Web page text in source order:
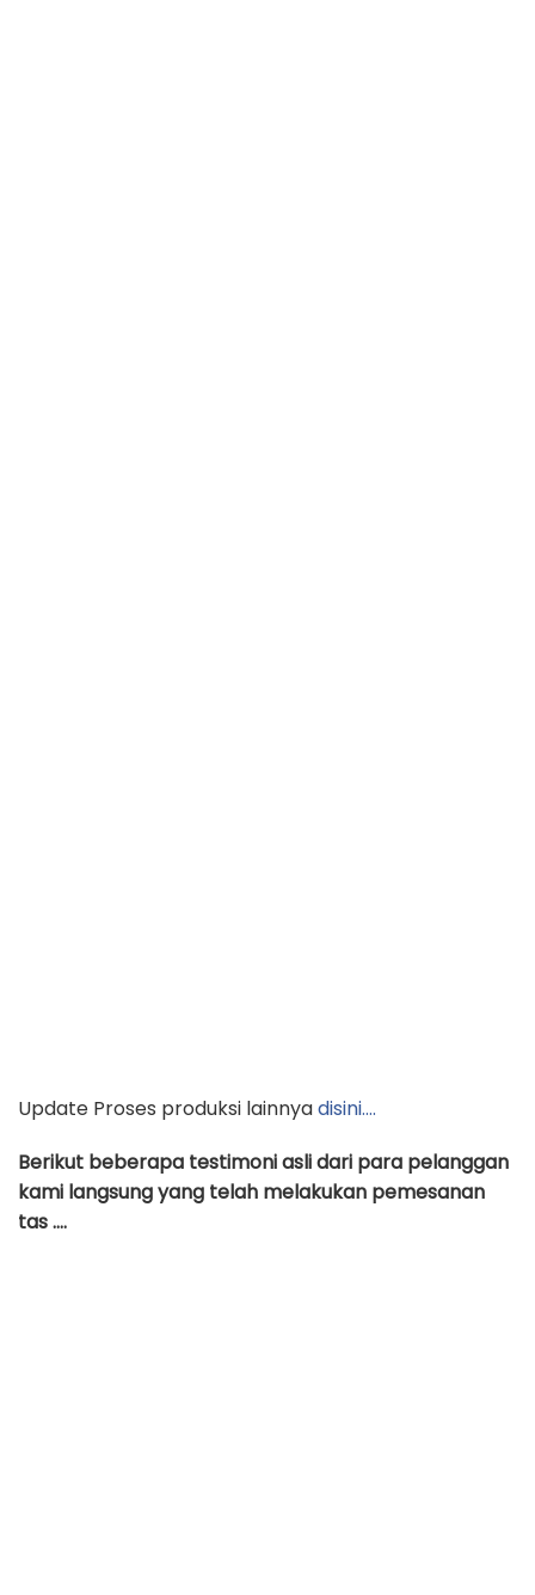
Update Proses produksi lainnyadisini….
Berikut beberapa testimoni asli dari para pelanggan
kami langsung yang telah melakukan pemesanan
tas ….